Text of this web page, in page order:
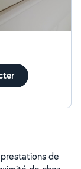
de
PEARL
de